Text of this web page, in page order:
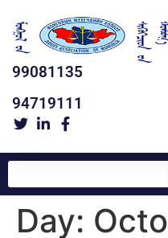
99081135
94719111
Day: